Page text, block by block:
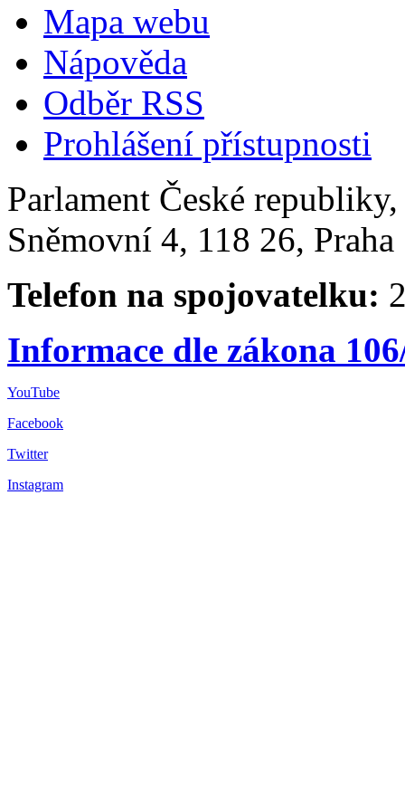
Mapa webu
Nápověda
Odběr RSS
Prohlášení přístupnosti
Parlament České
Sněmovní 4, 118 26,
Telefon na spojovatelku:
Informace dle zákona
YouTube
Facebook
Twitter
Instagram